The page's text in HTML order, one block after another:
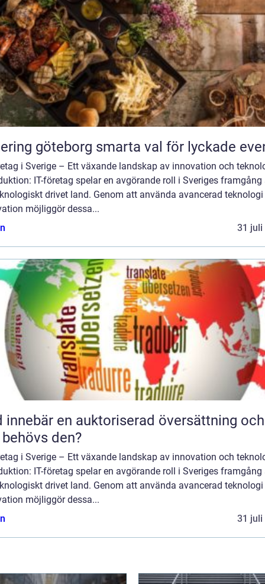
Catering göteborg smarta val för lyckade
i Sverige – Ett växande landskap av innovation och
IT-företag spelar en avgörande roll i Sveriges framgång
drivet land. Genom att använda avancerad
möjliggör dessa...
31 juli
innebär en auktoriserad översättning och
den?
i Sverige – Ett växande landskap av innovation och
IT-företag spelar en avgörande roll i Sveriges framgång
drivet land. Genom att använda avancerad
möjliggör dessa...
31 juli